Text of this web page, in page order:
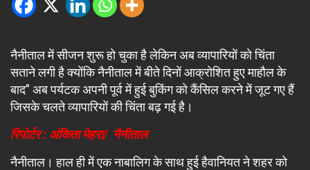
नैनीताल में सीजन शुरू हो चुका है लेकिन अब व्यापारियों को चिंता
सताने लगी है क्योंकि नैनीताल में बीते दिनों आक्रोशित हुए माहौल के
बाद” अब पर्यटक अपनी पूर्व में हुई बुकिंग को कैंसिल करने में जूट गए हैं
जिसके चलते व्यापारियों की चिंता बढ़ गई है।
रिपोर्टर : अंकिता मेहरा/ नैनीताल
नैनीताल। हाल ही में एक नाबालिग के साथ हुई हैवानियत ने शहर को